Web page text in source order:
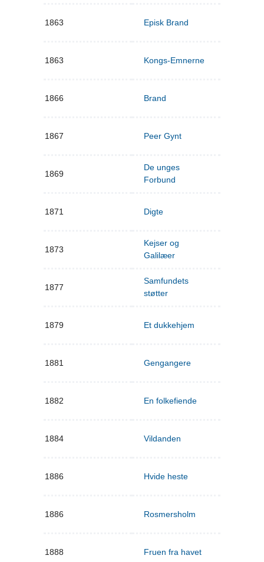
1863 Episk Brand
1863 Kongs-Emnerne
1866 Brand
1867 Peer Gynt
1869
De unges
Forbund
1871 Digte
1873
Kejser og
Galilæer
1877
Samfundets
støtter
1879 Et dukkehjem
1881 Gengangere
1882 En folkefiende
1884 Vildanden
1886 Hvide heste
1886 Rosmersholm
1888 Fruen fra havet